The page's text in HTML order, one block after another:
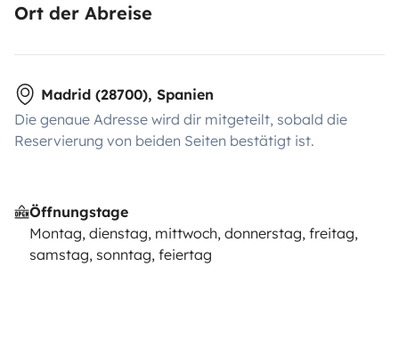
Ort der Abreise
Madrid (28700), Spanien
Die genaue Adresse wird dir mitgeteilt, sobald die
Reservierung von beiden Seiten bestätigt ist.
Öffnungstage
Montag, dienstag, mittwoch, donnerstag, freitag,
samstag, sonntag, feiertag